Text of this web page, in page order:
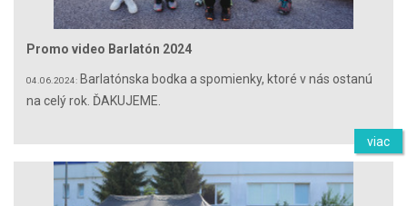
Promo video Barlatón 2024
04.06.2024: Barlatónska bodka a spomienky, ktoré v nás ostanú
na celý rok. ĎAKUJEME.
viac